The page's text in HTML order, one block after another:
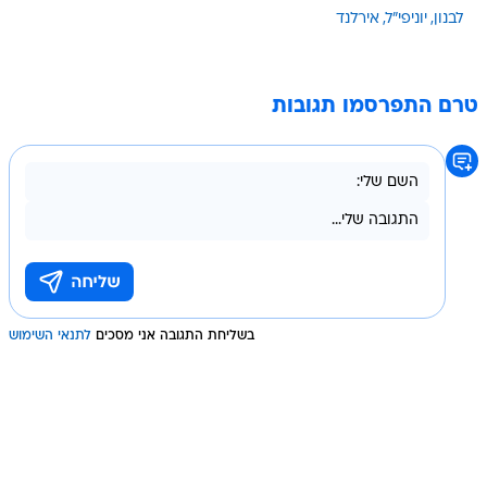
לבנון יוניפי"ל אירלנד
טרם התפרסמו תגובות
בשליחת התגובה אני מסכים לתנאי השימוש